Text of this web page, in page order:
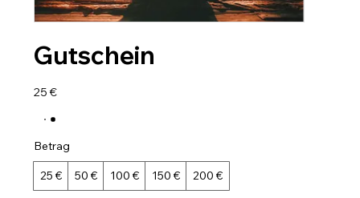
Gutschein
25 €
Betrag
25 € 50 € 100 € 150 € 200 €